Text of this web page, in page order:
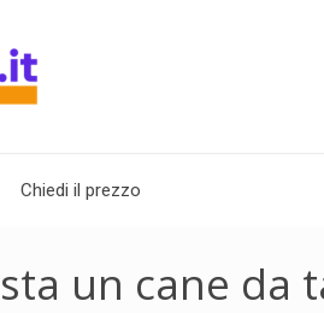
Chiedi il prezzo
un cane da